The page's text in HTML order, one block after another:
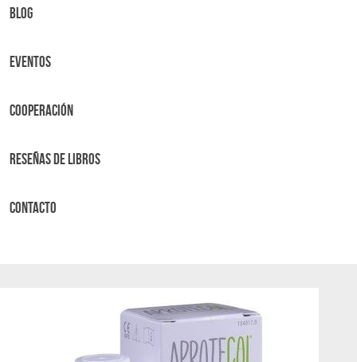
BLOG
Eventos
Cooperación
Reseñas de libros
Contacto